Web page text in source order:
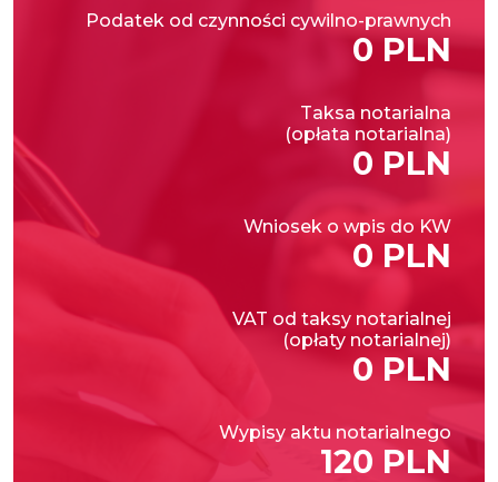
Podatek od czynności cywilno-prawnych
0 PLN
Taksa notarialna
(opłata notarialna)
0 PLN
Wniosek o wpis do KW
0 PLN
VAT od taksy notarialnej
(opłaty notarialnej)
0 PLN
Wypisy aktu notarialnego
120 PLN